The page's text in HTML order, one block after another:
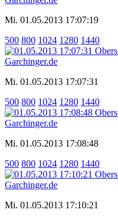
Mi. 01.05.2013 17:07:19
500 800 1024 1280 1440
Mi. 01.05.2013 17:07:31
500 800 1024 1280 1440
Mi. 01.05.2013 17:08:48
500 800 1024 1280 1440
Mi. 01.05.2013 17:10:21